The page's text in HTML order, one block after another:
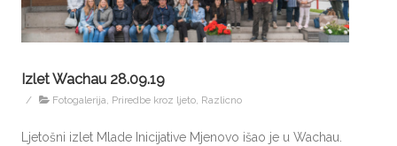
Izlet Wachau 28.09.19
/ Fotogalerija, Priredbe kroz ljeto, Razlicno
Ljetošni izlet Mlade Inicijative Mjenovo išao je u Wachau.